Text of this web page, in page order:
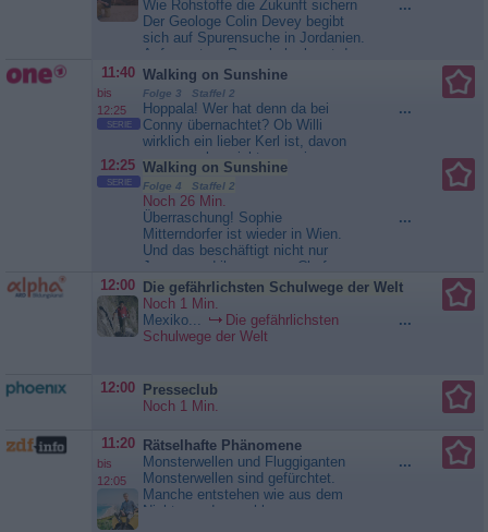
seiner Expedition begibt sich der
Geologe Colin Devey auf die
Spuren eines urzeitlichen Ozeans -
der Tethys. Denn es...
Expedition Europa
Wie Rohstoffe die Zukunft sichern
Der Geologe Colin Devey begibt
sich auf Spurensuche in Jordanien.
Auf engstem Raum beherbergt das
Wüstenland wichtige Rohstoffe für
eine klimafreundliche Zukunft der
Welt - allen voran Metalle. In
Jordanien findet Colin Devey die
„Großen Sechs“, die wichtigsten
Rohstoffe der Zukunft. Ob
Windräder...
Der Metall-Planet
...
11:40
bis
12:25
SERIE
Walking on Sunshine
Folge 3 Staffel 2
Hoppala! Wer hat denn da bei
Conny übernachtet? Ob Willi
wirklich ein lieber Kerl ist, davon
muss er aber nicht nur seine
Angebetete, sondern auch deren
Onkel und Wohnungskollegen
überzeugen, was naturgemäß nicht
so leicht ist. Nach Tilias
Niederlage wird schnell klar, dass
jemand für ihre Schmach...
...
12:25
SERIE
Walking on Sunshine
Folge 4 Staffel 2
Noch 26 Min.
Überraschung! Sophie
Mitterndorfer ist wieder in Wien.
Und das beschäftigt nicht nur
Jennes und ihren neuen Chef
Lukas, sondern auch Otto. Denn
Sophie plant wieder in ihren alten
Job als Wettermoderatorin
einzusteigen. Als auch Willi
plötzlich wieder auftaucht, ist
Walking on Sunshine
...
12:00
Die gefährlichsten Schulwege der Welt
Noch 1 Min.
Mexiko...
Die gefährlichsten
Schulwege der Welt
...
12:00
Presseclub
Noch 1 Min.
11:20
bis
12:05
Rätselhafte Phänomene
Monsterwellen und Fluggiganten
Monsterwellen sind gefürchtet.
Manche entstehen wie aus dem
Nichts, andere schlagen
...